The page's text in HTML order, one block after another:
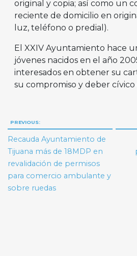
original y copia; así como un
reciente de domicilio en
luz, teléfono o predial).
El XXIV Ayuntamiento hace
jóvenes nacidos en el año
interesados en obtener su
su compromiso y deber cívico
Navegación
de
entradas
PREVIOUS:
Recauda Ayuntamiento de
Tijuana más de 18MDP en
revalidación de permisos
para comercio ambulante y
sobre ruedas